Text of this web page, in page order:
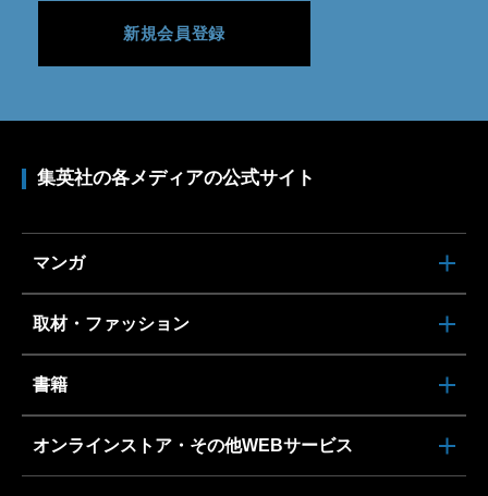
新規会員登録
集英社の各メディアの公式サイト
マンガ
取材・ファッション
書籍
オンラインストア・その他WEBサービス